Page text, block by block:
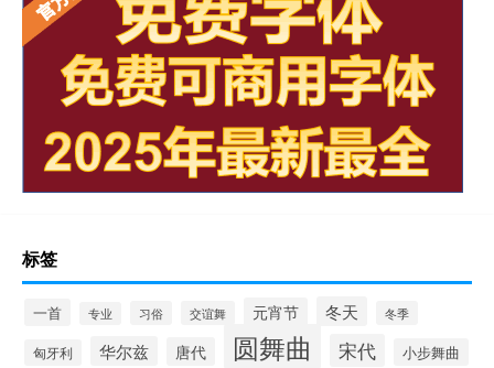
标签
一首 专业 习俗 交谊舞 元宵节 冬天 冬季
匈牙利 华尔兹 唐代 圆舞曲 宋代
小步舞曲